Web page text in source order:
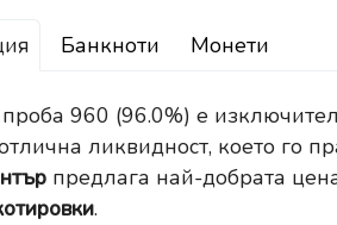
Банкноти Монети
960 (96.0%) е
ликвидност, което го
предлага най-добрата
.